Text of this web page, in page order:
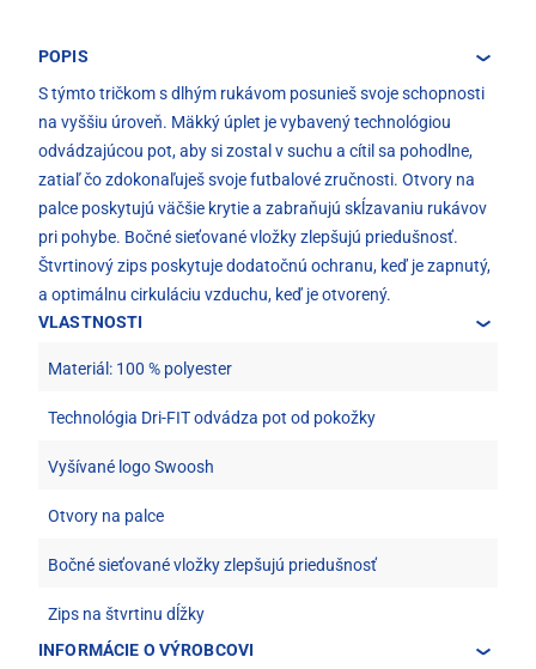
POPIS
S týmto tričkom s dlhým rukávom posunieš svoje schopnosti
na vyššiu úroveň. Mäkký úplet je vybavený technológiou
odvádzajúcou pot, aby si zostal v suchu a cítil sa pohodlne,
zatiaľ čo zdokonaľuješ svoje futbalové zručnosti. Otvory na
palce poskytujú väčšie krytie a zabraňujú skĺzavaniu rukávov
pri pohybe. Bočné sieťované vložky zlepšujú priedušnosť.
Štvrtinový zips poskytuje dodatočnú ochranu, keď je zapnutý,
a optimálnu cirkuláciu vzduchu, keď je otvorený.
VLASTNOSTI
Materiál: 100 % polyester
Technológia Dri-FIT odvádza pot od pokožky
Vyšívané logo Swoosh
Otvory na palce
Bočné sieťované vložky zlepšujú priedušnosť
Zips na štvrtinu dĺžky
INFORMÁCIE O VÝROBCOVI